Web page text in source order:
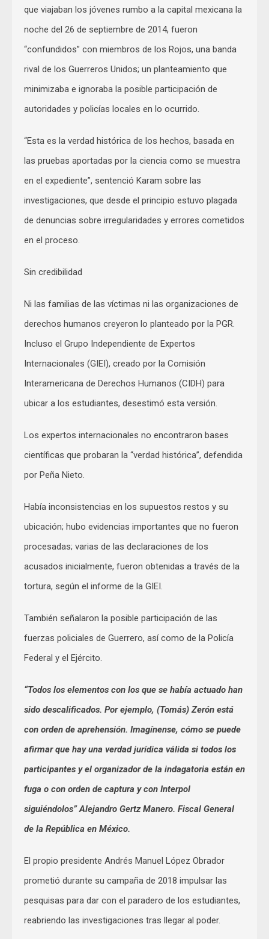
que viajaban los jóvenes rumbo a la capital mexicana la
noche del 26 de septiembre de 2014, fueron
“confundidos” con miembros de los Rojos, una banda
rival de los Guerreros Unidos; un planteamiento que
minimizaba e ignoraba la posible participación de
autoridades y policías locales en lo ocurrido.
“Esta es la verdad histórica de los hechos, basada en
las pruebas aportadas por la ciencia como se muestra
en el expediente”, sentenció Karam sobre las
investigaciones, que desde el principio estuvo plagada
de denuncias sobre irregularidades y errores cometidos
en el proceso.
Sin credibilidad
Ni las familias de las víctimas ni las organizaciones de
derechos humanos creyeron lo planteado por la PGR.
Incluso el Grupo Independiente de Expertos
Internacionales (GIEI), creado por la Comisión
Interamericana de Derechos Humanos (CIDH) para
ubicar a los estudiantes, desestimó esta versión.
Los expertos internacionales no encontraron bases
científicas que probaran la “verdad histórica”, defendida
por Peña Nieto.
Había inconsistencias en los supuestos restos y su
ubicación; hubo evidencias importantes que no fueron
procesadas; varias de las declaraciones de los
acusados inicialmente, fueron obtenidas a través de la
tortura, según el informe de la GIEI.
También señalaron la posible participación de las
fuerzas policiales de Guerrero, así como de la Policía
Federal y el Ejército.
“Todos los elementos con los que se había actuado han
sido descalificados. Por ejemplo, (Tomás) Zerón está
con orden de aprehensión. Imagínense, cómo se puede
afirmar que hay una verdad jurídica válida si todos los
participantes y el organizador de la indagatoria están en
fuga o con orden de captura y con Interpol
siguiéndolos” Alejandro Gertz Manero. Fiscal General
de la República en México.
El propio presidente Andrés Manuel López Obrador
prometió durante su campaña de 2018 impulsar las
pesquisas para dar con el paradero de los estudiantes,
reabriendo las investigaciones tras llegar al poder.